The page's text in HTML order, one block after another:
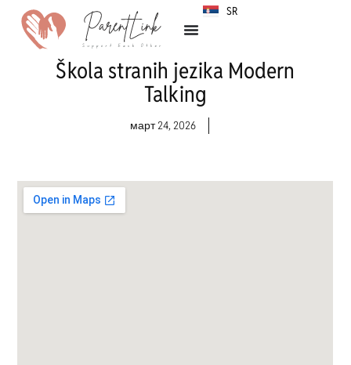
SR
HR
Škola stranih jezika Modern
Talking
март 24, 2026